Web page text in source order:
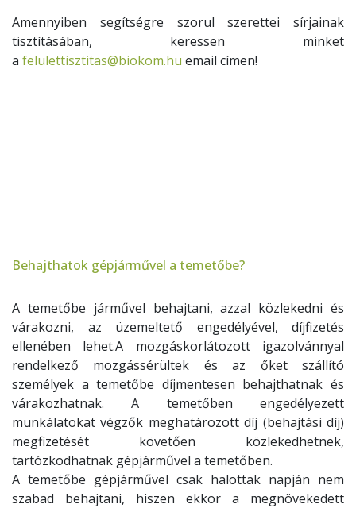
Amennyiben segítségre szorul szerettei sírjainak
tisztításában, keressen minket
a felulettisztitas@biokom.hu email címen!
Behajthatok gépjárművel a temetőbe?
A temetőbe járművel behajtani, azzal közlekedni és
várakozni, az üzemeltető engedélyével, díjfizetés
ellenében lehet.A mozgáskorlátozott igazolvánnyal
rendelkező mozgássérültek és az őket szállító
személyek a temetőbe díjmentesen behajthatnak és
várakozhatnak. A temetőben engedélyezett
munkálatokat végzők meghatározott díj (behajtási díj)
megfizetését követően közlekedhetnek,
tartózkodhatnak gépjárművel a temetőben.
A temetőbe gépjárművel csak halottak napján nem
szabad behajtani, hiszen ekkor a megnövekedett